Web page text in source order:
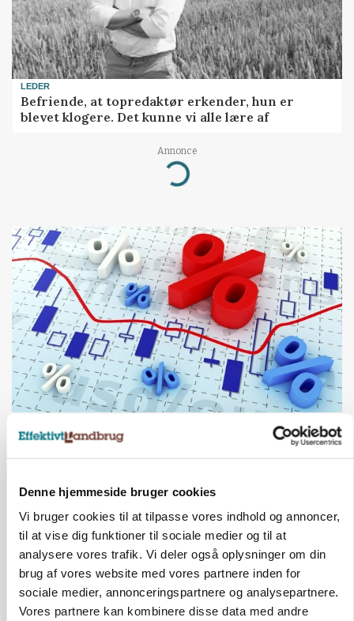
Denne hjemmeside bruger cookies
Vi bruger cookies til at tilpasse vores indhold og annoncer,
til at vise dig funktioner til sociale medier og til at
analysere vores trafik. Vi deler også oplysninger om din
brug af vores website med vores partnere inden for
sociale medier, annonceringspartnere og analysepartnere.
Vores partnere kan kombinere disse data med andre
LEDER
Befriende, at topredaktør erkender, hun er
blevet klogere. Det kunne vi alle lære af
Annonce
Loading...
Olieprisfald og fredshåb sender F5-renten ned